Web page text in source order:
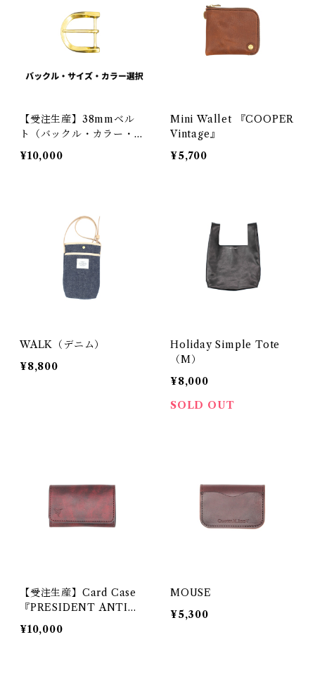
【受注生産】38mmベル
ト（バックル・カラー・サ
イズ）
¥10,000
Mini Wallet 『COOPER
Vintage』
¥5,700
WALK（デニム）
¥8,800
Holiday Simple Tote
（M）
¥8,000
SOLD OUT
【受注生産】Card Case
『PRESIDENT ANTIQ
UE』
¥10,000
MOUSE
¥5,300